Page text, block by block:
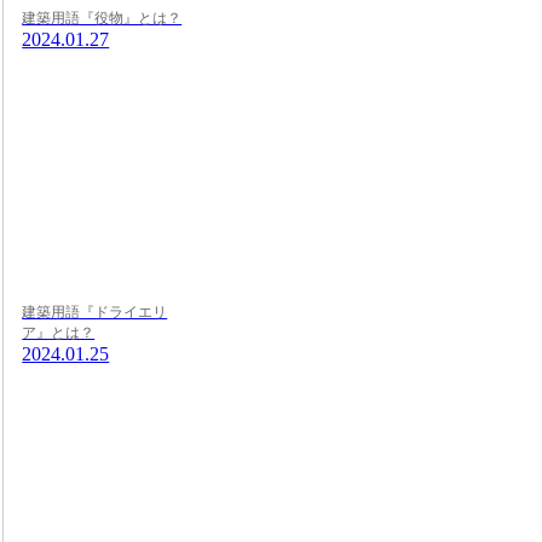
建築用語『役物』とは？
2024.01.27
建築用語『ドライエリ
ア』とは？
2024.01.25